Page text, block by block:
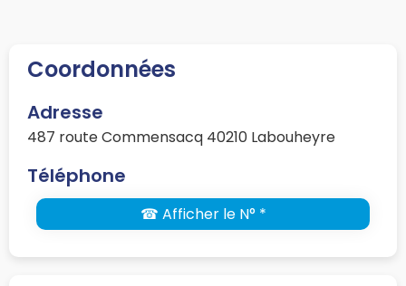
Coordonnées
Adresse
487 route Commensacq 40210 Labouheyre
Téléphone
☎ Afficher le N° *